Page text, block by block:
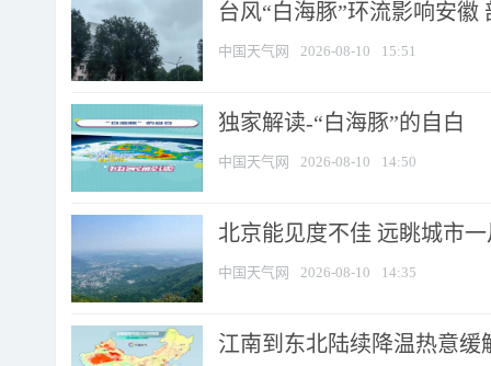
台风“白海豚”环流影响安
中国天气网 2026-08-10 15:51
​独家解读-“白海豚”的自白
中国天气网 2026-08-10 14:50
北京能见度不佳 远眺城市
中国天气网 2026-08-10 14:35
江南到东北陆续降温热意缓